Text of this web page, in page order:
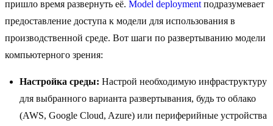
пришло время развернуть её. Model deployment подразумевает
предоставление доступа к модели для использования в
производственной среде. Вот шаги по развертыванию модели
компьютерного зрения:
Настройка среды: Настрой необходимую инфраструктуру
для выбранного варианта развертывания, будь то облако
(AWS, Google Cloud, Azure) или периферийные устройства